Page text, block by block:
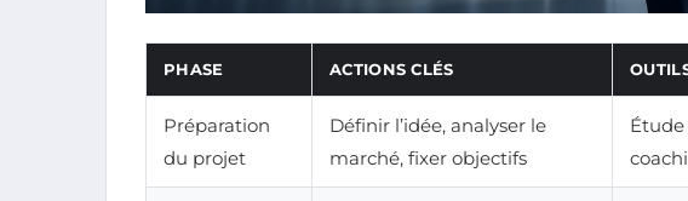
PHASE ACTIONS CLÉS
Préparation
du projet
Définir l’idée, analyser le
marché, fixer objectifs
Étude